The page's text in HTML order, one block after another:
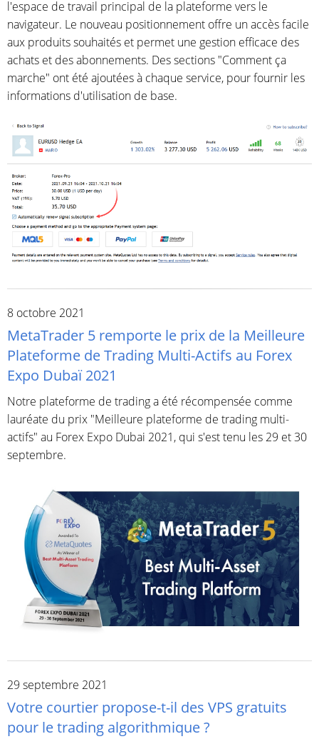
l'espace de travail principal de la plateforme vers le
navigateur. Le nouveau positionnement offre un accès facile
aux produits souhaités et permet une gestion efficace des
achats et des abonnements. Des sections "Comment ça
marche" ont été ajoutées à chaque service, pour fournir les
informations d'utilisation de base.
8 octobre 2021
MetaTrader 5 remporte le prix de la Meilleure
Plateforme de Trading Multi-Actifs au Forex
Expo Dubaï 2021
Notre plateforme de trading a été récompensée comme
lauréate du prix "Meilleure plateforme de trading multi-
actifs" au Forex Expo Dubai 2021, qui s'est tenu les 29 et 30
septembre.
29 septembre 2021
Votre courtier propose-t-il des VPS gratuits
pour le trading algorithmique ?